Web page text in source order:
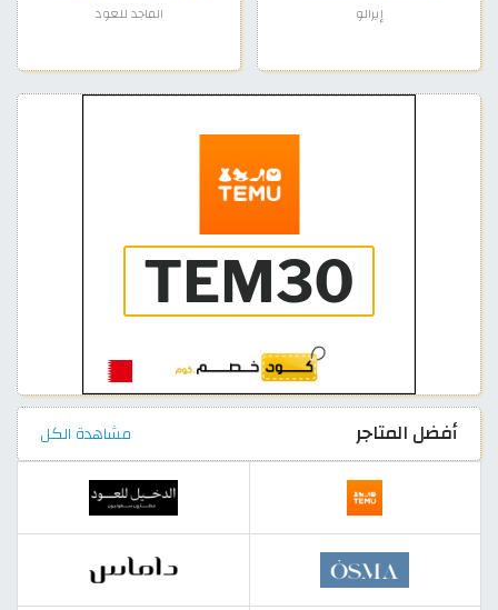
إيرالو الماجد للعود
أفضل المتاجر مشاهدة الكل